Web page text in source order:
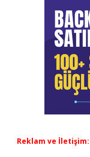
Reklam ve İletişim: